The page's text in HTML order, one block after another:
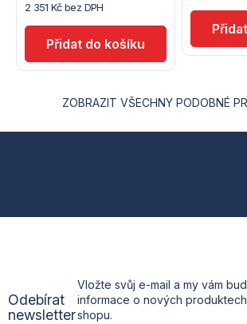
2 351 Kč bez DPH
ZOBRAZIT VŠECHNY PODOBNÉ
p
Odebírat
newsletter
Vložte svůj e-mail a my vám
informace o nových
shopu.